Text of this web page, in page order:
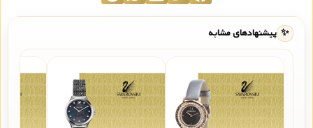
✨ پیشنهادهای مشابه